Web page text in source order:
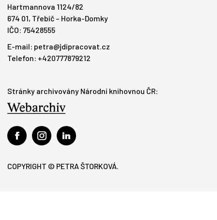
Hartmannova 1124/82
674 01, Třebíč – Horka-Domky
IČO: 75428555
E-mail: petra@jdipracovat.cz
Telefon: +420777879212
Stránky archivovány Národní knihovnou ČR:
COPYRIGHT © PETRA ŠTORKOVÁ.